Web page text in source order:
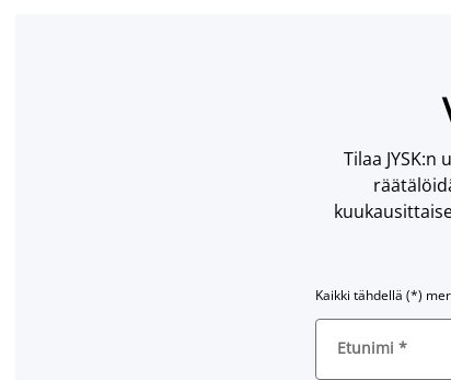
Tilaa
Kaikki tähdellä (*)
Etunimi *